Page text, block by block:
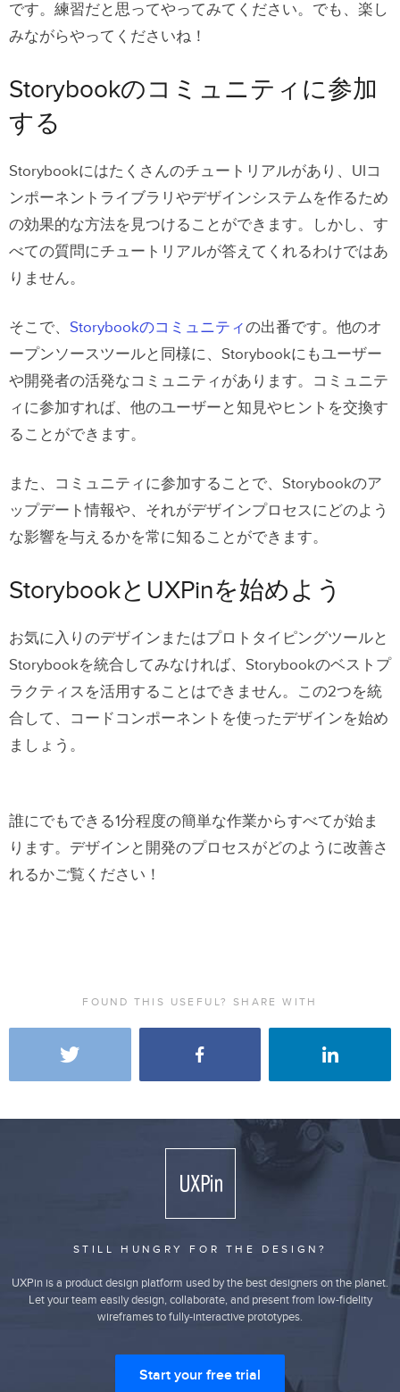
です。練習だと思ってやってみてください。でも、楽し
みながらやってくださいね！
Storybookのコミュニティに参加
する
Storybookにはたくさんのチュートリアルがあり、UIコ
ンポーネントライブラリやデザインシステムを作るため
の効果的な方法を見つけることができます。しかし、す
べての質問にチュートリアルが答えてくれるわけではあ
りません。
そこで、 Storybookのコミュニティの出番です。他のオ
ープンソースツールと同様に、Storybookにもユーザー
や開発者の活発なコミュニティがあります。コミュニテ
ィに参加すれば、他のユーザーと知見やヒントを交換す
ることができます。
また、コミュニティに参加することで、Storybookのア
ップデート情報や、それがデザインプロセスにどのよう
な影響を与えるかを常に知ることができます。
StorybookとUXPinを始めよう
お気に入りのデザインまたはプロトタイピングツールと
Storybookを統合してみなければ、Storybookのベストプ
ラクティスを活用することはできません。この2つを統
合して、コードコンポーネントを使ったデザインを始め
ましょう。
誰にでもできる1分程度の簡単な作業からすべてが始ま
ります。デザインと開発のプロセスがどのように改善さ
れるかご覧ください！
FOUND THIS USEFUL? SHARE WITH
STILL HUNGRY FOR THE DESIGN?
UXPin is a product design platform used by the best designers on the planet.
Let your team easily design, collaborate, and present from low-fidelity
wireframes to fully-interactive prototypes.
Start your free trial